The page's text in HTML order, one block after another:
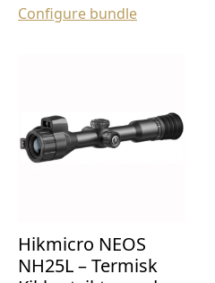
var:
er:
Configure bundle
Hikmicro NEOS
NH25L – Termisk